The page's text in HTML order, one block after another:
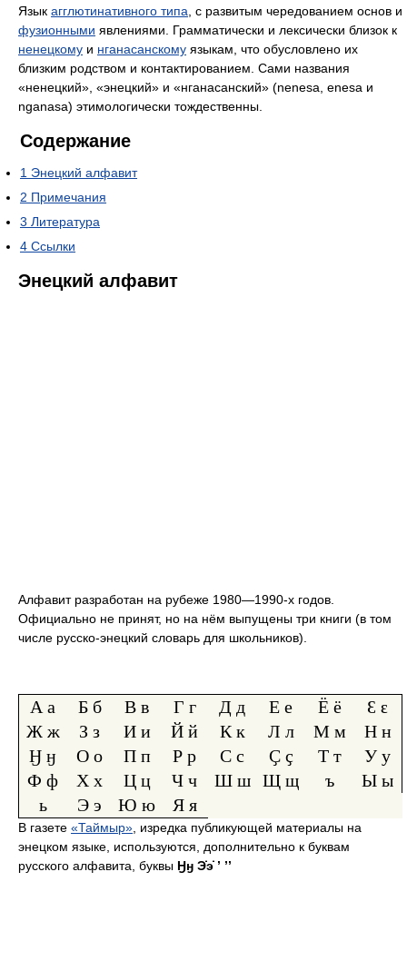
Язык агглютинативного типа , с развитым чередованием основ и
фузионными явлениями. Грамматически и лексически близок к
ненецкому и нганасанскому языкам, что обусловлено их
близким родством и контактированием. Сами названия
«ненецкий», «энецкий» и «нганасанский» (nenesa, enesa и
nganasa) этимологически тождественны.
Содержание
1 Энецкий алфавит
2 Примечания
3 Литература
4 Ссылки
Энецкий алфавит
Алфавит разработан на рубеже 1980—1990-х годов.
Официально не принят, но на нём выпущены три книги (в том
числе русско-энецкий словарь для школьников).
А а Б б В в Г г Д д Е е Ё ё
Ԑ ԑ
Ж ж
З з И и Й й К к Л л М м
Н н
Ӈ ӈ
О о П п Р р С с Ҫ ҫ Т т
У у
Ф ф
Х х Ц ц Ч ч Ш ш Щ щ ъ
Ы ы
ь
Э э Ю ю Я я
В газете «Таймыр» , изредка публикующей материалы на
энецком языке, используются, дополнительно к буквам
русского алфавита, буквы Ӈӈ Э̇э̇ ʼ ʼʼ